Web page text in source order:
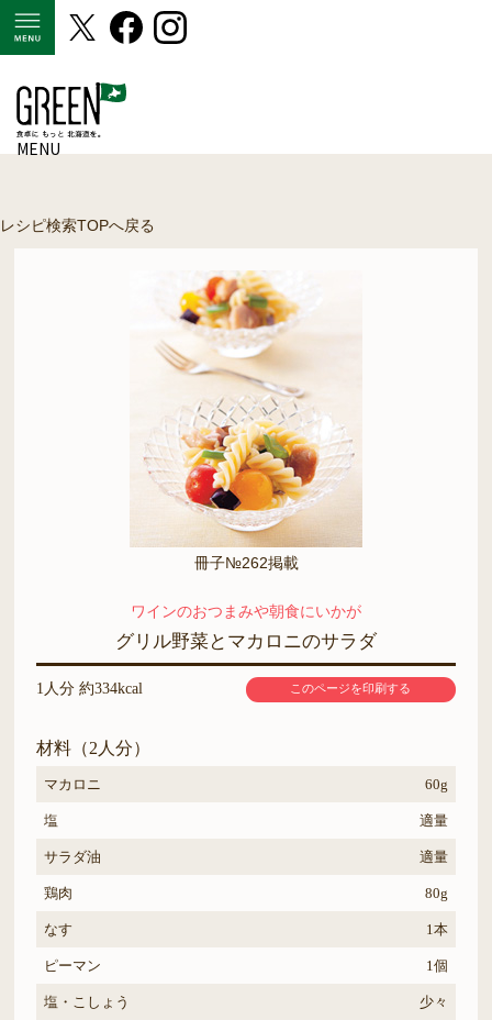
MENU
レシピ検索TOPへ戻る
冊子№262掲載
ワインのおつまみや朝食にいかが
グリル野菜とマカロニのサラダ
1人分 約334kcal このページを印刷する
材料（2人分）
マカロニ 60g
塩 適量
サラダ油 適量
鶏肉 80g
なす 1本
ピーマン 1個
塩・こしょう 少々